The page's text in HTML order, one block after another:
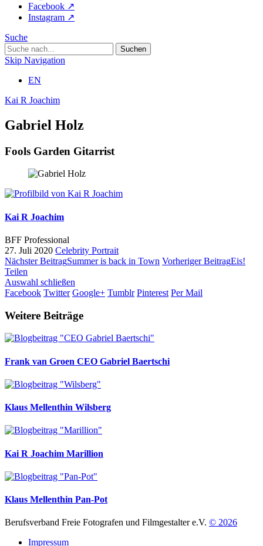
Facebook ↗︎
Instagram ↗︎
Suche
Skip Navigation
EN
Kai R Joachim
Gabriel Holz
Fools Garden Gitarrist
Kai R Joachim
BFF Professional
27. Juli 2020 Celebrity Portrait
Nächster BeitragSummer is back in Town Vorheriger BeitragEis!
Teilen
Auswahl schließen
Facebook Twitter Google+ Tumblr Pinterest Per Mail
Weitere Beiträge
Frank van Groen CEO Gabriel Baertschi
Klaus Mellenthin Wilsberg
Kai R Joachim Marillion
Klaus Mellenthin Pan-Pot
Berufsverband Freie Fotografen und Filmgestalter e.V. © 2026
Impressum